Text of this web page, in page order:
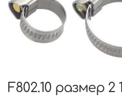
F802.10 размер 2